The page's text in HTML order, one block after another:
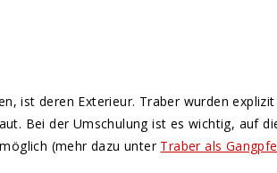
ist deren Exterieur. Traber wurden
Bei der Umschulung ist es wichtig, auf
(mehr dazu unter Traber als